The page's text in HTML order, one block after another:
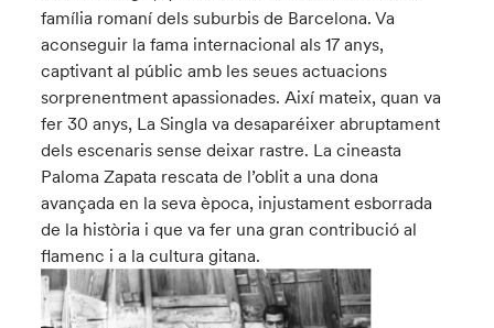
família romaní dels suburbis de Barcelona. Va
aconseguir la fama internacional als 17 anys,
captivant al públic amb les seues actuacions
sorprenentment apassionades. Així mateix, quan va
fer 30 anys, La Singla va desaparéixer abruptament
dels escenaris sense deixar rastre. La cineasta
Paloma Zapata rescata de l’oblit a una dona
avançada en la seva època, injustament esborrada
de la història i que va fer una gran contribució al
flamenc i a la cultura gitana.